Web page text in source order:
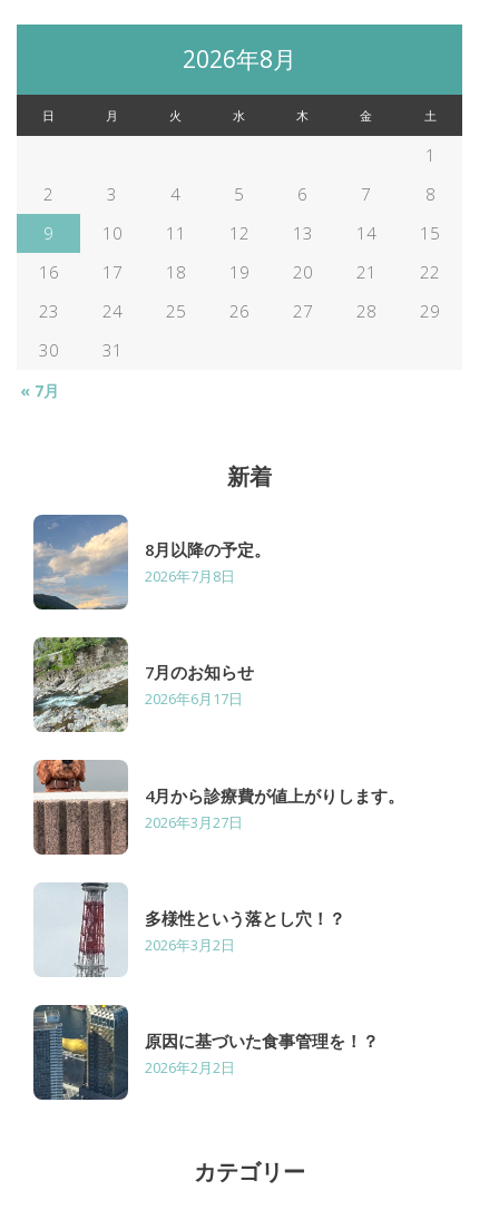
稿
ナ
ビ
ゲ
ー
シ
ョ
2026年8月
日 月 火 水 木 金 土
1
2
3 4 5 6 7
8
9
10 11 12 13 14
15
16
17 18 19 20 21
22
23
24 25 26 27 28
29
30
31
« 7月
新着
8月以降の予定。
2026年7月8日
7月のお知らせ
2026年6月17日
4月から診療費が値上がりします。
2026年3月27日
多様性という落とし穴！？
2026年3月2日
原因に基づいた食事管理を！？
2026年2月2日
カテゴリー